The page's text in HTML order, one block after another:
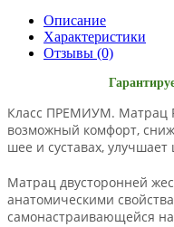
Описание
Характеристики
Отзывы (0)
Класс ПРЕМИУМ. Матрац
возможный комфорт,
шее и суставах,
Матрац двусторонней
анатомическими
самонастраивающейся